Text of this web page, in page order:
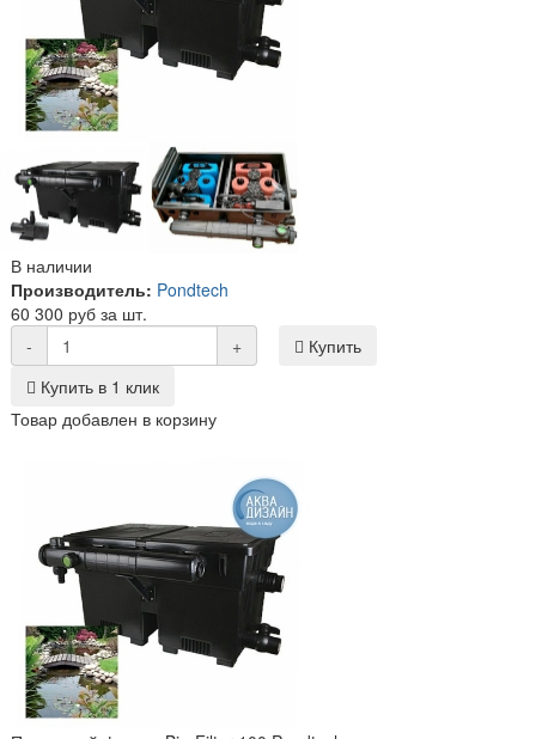
В наличии
Производитель: Pondtech
60 300 руб за шт.
-
+
Купить
Купить в 1 клик
Товар добавлен в корзину